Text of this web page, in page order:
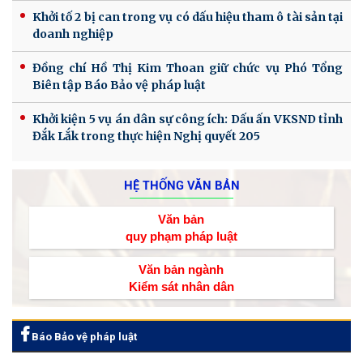
Khởi tố 2 bị can trong vụ có dấu hiệu tham ô tài sản tại
doanh nghiệp
Đồng chí Hồ Thị Kim Thoan giữ chức vụ Phó Tổng
Biên tập Báo Bảo vệ pháp luật
Khởi kiện 5 vụ án dân sự công ích: Dấu ấn VKSND tỉnh
Đắk Lắk trong thực hiện Nghị quyết 205
HỆ THỐNG VĂN BẢN
Văn bản
quy phạm pháp luật
Văn bản ngành
Kiểm sát nhân dân
Báo Bảo vệ pháp luật